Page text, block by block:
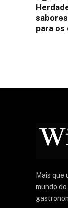
para os
Mais que
mundo